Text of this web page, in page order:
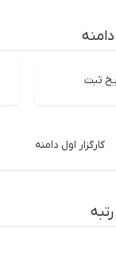
ثبت
کارگزار اول دامنه